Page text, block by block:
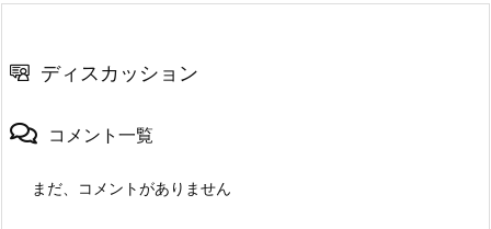
ディスカッション
コメント一覧
まだ、コメントがありません